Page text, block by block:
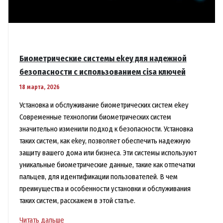
Биометрические системы ekey для надежной
безопасности с использованием cisa ключей
18 марта, 2026
Установка и обслуживание биометрических систем ekey
Современные технологии биометрических систем
значительно изменили подход к безопасности. Установка
таких систем, как ekey, позволяет обеспечить надежную
защиту вашего дома или бизнеса. Эти системы используют
уникальные биометрические данные, такие как отпечатки
пальцев, для идентификации пользователей. В чем
преимущества и особенности установки и обслуживания
таких систем, расскажем в этой статье.
Биометрические
Читать дальше